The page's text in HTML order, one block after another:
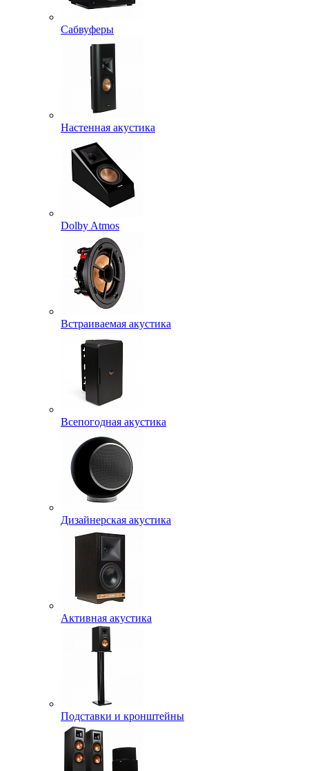
Сабвуферы
Настенная акустика
Dolby Atmos
Встраиваемая акустика
Всепогодная акустика
Дизайнерская акустика
Активная акустика
Подставки и кронштейны